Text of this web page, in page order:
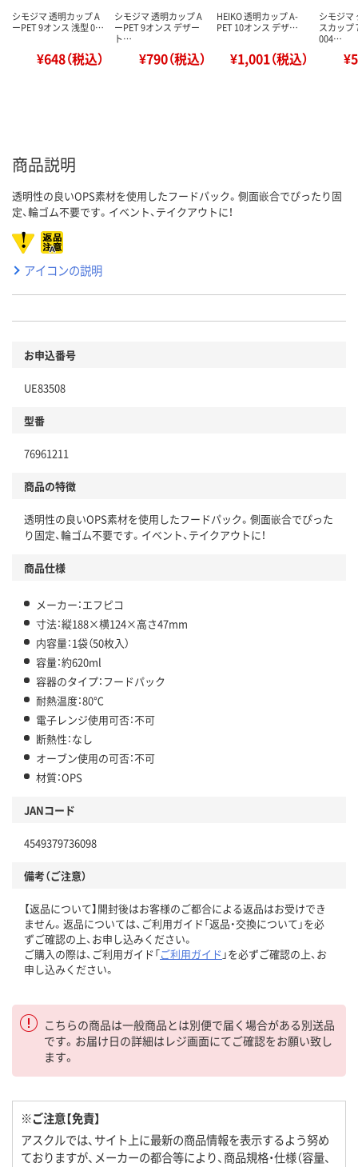
シモジマ 透明カップ A
ーPET 9オンス 浅型 0…
¥648（税込）
シモジマ 透明カップ A
ーPET 9オンス デザー
ト…
¥790（税込）
HEIKO 透明カップ A-
PET 10オンス デザ…
¥1,001（税込）
シモジマ
スカップ
004…
商品説明
透明性の良いOPS素材を使用したフードパック。側面嵌合でぴったり固
定、輪ゴム不要です。イベント、テイクアウトに！
アイコンの説明
お申込番号
UE83508
型番
76961211
商品の特徴
透明性の良いOPS素材を使用したフードパック。側面嵌合でぴった
り固定、輪ゴム不要です。イベント、テイクアウトに！
商品仕様
メーカー：エフピコ
寸法：縦188×横124×高さ47mm
内容量：1袋（50枚入）
容量：約620ml
容器のタイプ：フードパック
耐熱温度：80℃
電子レンジ使用可否：不可
断熱性：なし
オーブン使用の可否：不可
材質：OPS
JANコード
4549379736098
備考（ご注意）
【返品について】開封後はお客様のご都合による返品はお受けでき
ません。返品については、ご利用ガイド「返品・交換について」を必
ずご確認の上、お申し込みください。
ご購入の際は、ご利用ガイド「ご利用ガイド 」を必ずご確認の上、お
申し込みください。
こちらの商品は一般商品とは別便で届く場合がある別送品
です。お届け日の詳細はレジ画面にてご確認をお願い致し
ます。
※ご注意【免責】
アスクルでは、サイト上に最新の商品情報を表示するよう努め
ておりますが、メーカーの都合等により、商品規格・仕様（容量、